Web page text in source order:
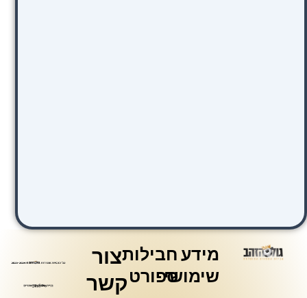
מידע
שימושי
חבילות
ספורט
צור
קשר